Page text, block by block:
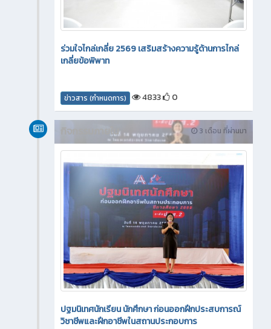
ร่วมใจไกล่เกลี่ย 2569 เสริมสร้างความรู้ด้านการไกล่
เกลี่ยข้อพิพาท
ข่าวสาร (กำหนดการ) 4833 0
3 เดือน ที่ผ่านมา
กิจกรรมภายใน
ปฐมนิเทศนักเรียน นักศึกษา ก่อนออกฝึกประสบการณ์
วิชาชีพและฝึกอาชีพในสถานประกอบการ